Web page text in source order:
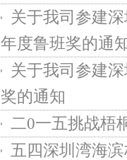
关于我司参建
年度鲁班奖的通
关于我司参建
奖的通知
二0一五挑战梧
五四深圳湾海